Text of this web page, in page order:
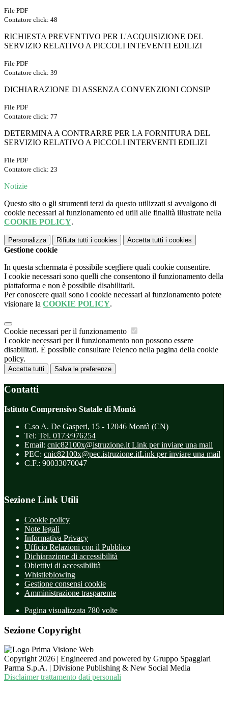
File PDF
Contatore click: 48
RICHIESTA PREVENTIVO PER L'ACQUISIZIONE DEL
SERVIZIO RELATIVO A PICCOLI INTEVENTI EDILIZI
File PDF
Contatore click: 39
DICHIARAZIONE DI ASSENZA CONVENZIONI CONSIP
File PDF
Contatore click: 77
DETERMINA A CONTRARRE PER LA FORNITURA DEL
SERVIZIO RELATIVO A PICCOLI INTERVENTI EDILIZI
File PDF
Contatore click: 23
Notizie
Questo sito o gli strumenti terzi da questo utilizzati si avvalgono di
cookie necessari al funzionamento ed utili alle finalità illustrate nella
COOKIE POLICY.
Personalizza Rifiuta tutti i cookies Accetta tutti i cookies
Gestione cookie
In questa schermata è possibile scegliere quali cookie consentire.
I cookie necessari sono quelli che consentono il funzionamento della
piattaforma e non è possibile disabilitarli.
Per conoscere quali sono i cookie necessari al funzionamento potete
visionare la COOKIE POLICY.
Cookie necessari per il funzionamento
I cookie necessari per il funzionamento non possono essere
disabilitati. È possibile consultare l'elenco nella pagina della cookie
policy.
Accetta tutti Salva le preferenze
Contatti
Istituto Comprensivo Statale di Montà
C.so A. De Gasperi, 15 - 12046 Montà (CN)
Tel: Tel. 0173/976254
Email: cnic82100x@istruzione.it Link per inviare una mail
PEC: cnic82100x@pec.istruzione.itLink per inviare una mail
C.F.: 90033070047
Sezione Link Utili
Cookie policy
Note legali
Informativa Privacy
Ufficio Relazioni con il Pubblico
Dichiarazione di accessibilità
Obiettivi di accessibilità
Whistleblowing
Gestione consensi cookie
Amministrazione trasparente
Pagina visualizzata 780 volte
Sezione Copyright
Copyright 2026 | Engineered and powered by Gruppo Spaggiari
Parma S.p.A. | Divisione Publishing & New Social Media
Disclaimer trattamento dati personali